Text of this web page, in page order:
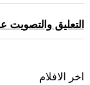
التعليق
اخر الافلام